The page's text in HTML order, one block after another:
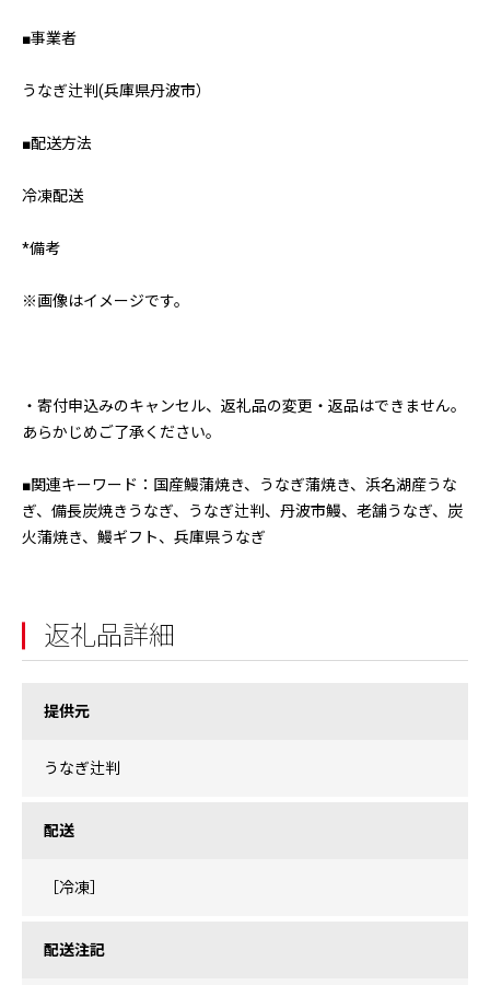
■事業者
うなぎ辻判(兵庫県丹波市）
■配送方法
冷凍配送
*備考
※画像はイメージです。
・寄付申込みのキャンセル、返礼品の変更・返品はできません。
あらかじめご了承ください。
■関連キーワード：国産鰻蒲焼き、うなぎ蒲焼き、浜名湖産うな
ぎ、備長炭焼きうなぎ、うなぎ辻判、丹波市鰻、老舗うなぎ、炭
火蒲焼き、鰻ギフト、兵庫県うなぎ
返礼品詳細
提供元
うなぎ辻判
配送
［冷凍］
配送注記